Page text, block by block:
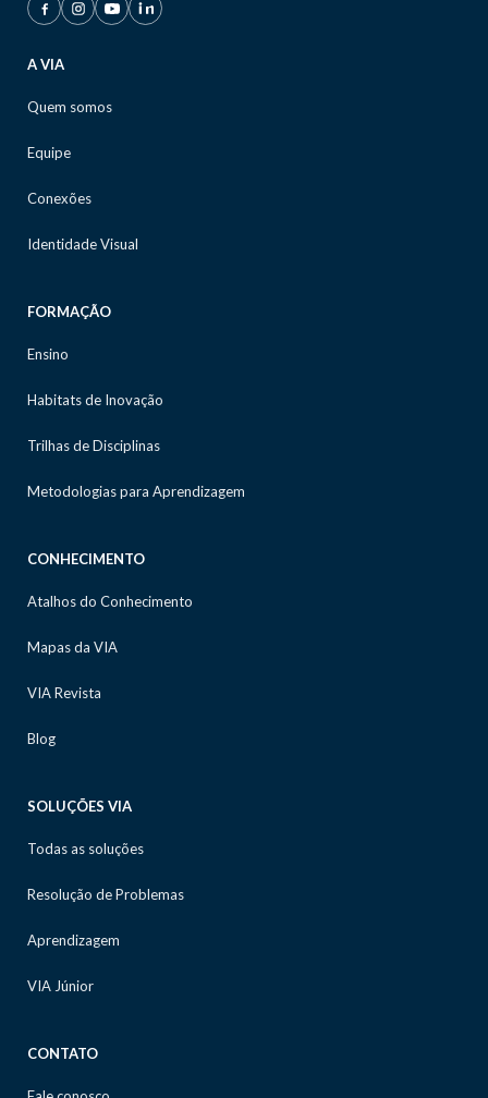
A VIA
Quem somos
Equipe
Conexões
Identidade Visual
FORMAÇÃO
Ensino
Habitats de Inovação
Trilhas de Disciplinas
Metodologias para Aprendizagem
CONHECIMENTO
Atalhos do Conhecimento
Mapas da VIA
VIA Revista
Blog
SOLUÇÕES VIA
Todas as soluções
Resolução de Problemas
Aprendizagem
VIA Júnior
CONTATO